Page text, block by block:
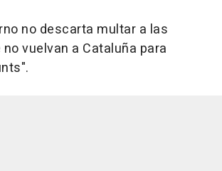
no descarta multar a las
vuelvan a Cataluña para